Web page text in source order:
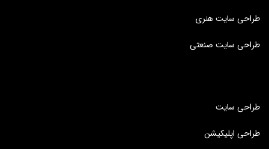
طراحی سایت هنری
طراحی سایت صنعتی
طراحی سایت
طراحی اپلیکیشن